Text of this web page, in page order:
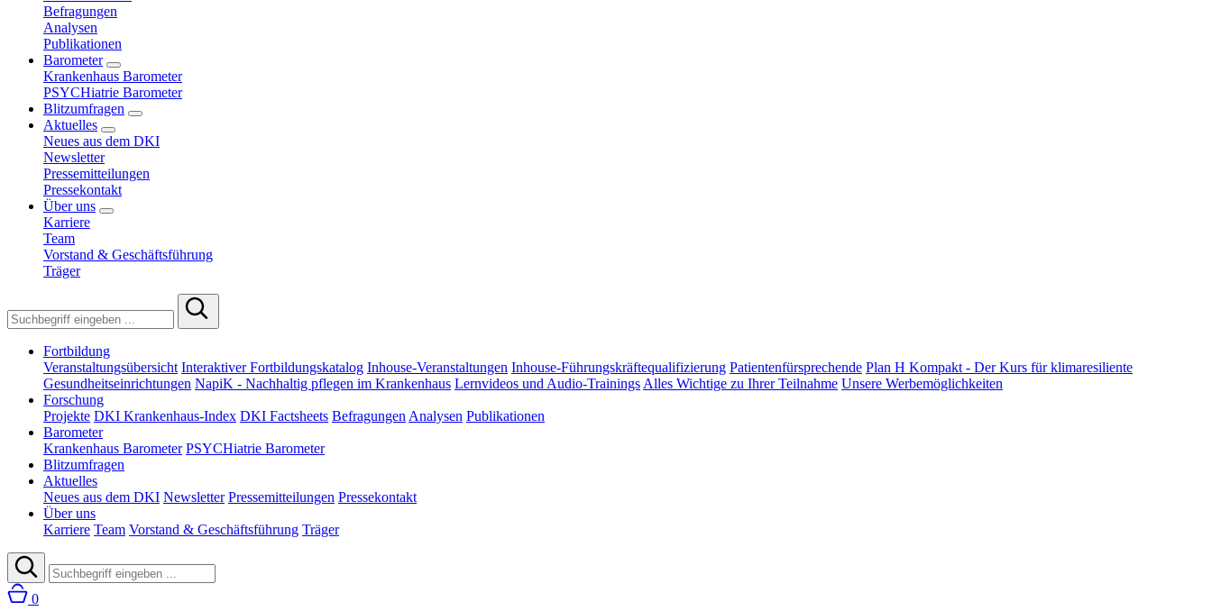
Befragungen
Analysen
Publikationen
Barometer
Krankenhaus Barometer
PSYCHiatrie Barometer
Blitzumfragen
Aktuelles
Neues aus dem DKI
Newsletter
Pressemitteilungen
Pressekontakt
Über uns
Karriere
Team
Vorstand & Geschäftsführung
Träger
Fortbildung
Veranstaltungsübersicht Interaktiver Fortbildungskatalog Inhouse-Veranstaltungen Inhouse-Führungskräftequalifizierung Patientenfürsprechende Plan H Kompakt - Der Kurs für klimaresiliente
Gesundheitseinrichtungen NapiK - Nachhaltig pflegen im Krankenhaus Lernvideos und Audio-Trainings Alles Wichtige zu Ihrer Teilnahme Unsere Werbemöglichkeiten
Forschung
Projekte DKI Krankenhaus-Index DKI Factsheets Befragungen Analysen Publikationen
Barometer
Krankenhaus Barometer PSYCHiatrie Barometer
Blitzumfragen
Aktuelles
Neues aus dem DKI Newsletter Pressemitteilungen Pressekontakt
Über uns
Karriere Team Vorstand & Geschäftsführung Träger
0